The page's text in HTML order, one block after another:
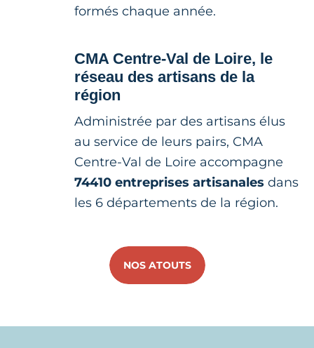
formés chaque année.
CMA Centre-Val de Loire, le
réseau des artisans de la
région
Administrée par des artisans élus
au service de leurs pairs, CMA
Centre-Val de Loire accompagne
74410 entreprises artisanales dans
les 6 départements de la région.
NOS ATOUTS